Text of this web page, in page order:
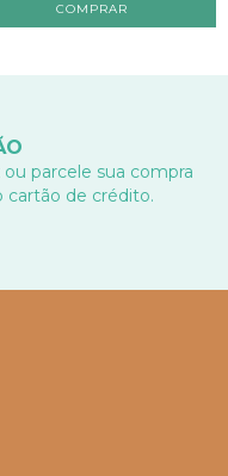
COMPRAR
parcele sua compra
cartão de crédito.